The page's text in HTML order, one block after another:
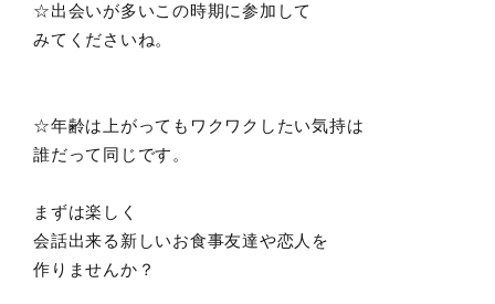
☆出会いが多いこの時期に参加して
みてくださいね。
☆年齢は上がってもワクワクしたい気持は
誰だって同じです。
まずは楽しく
会話出来る新しいお食事友達や恋人を
作りませんか？